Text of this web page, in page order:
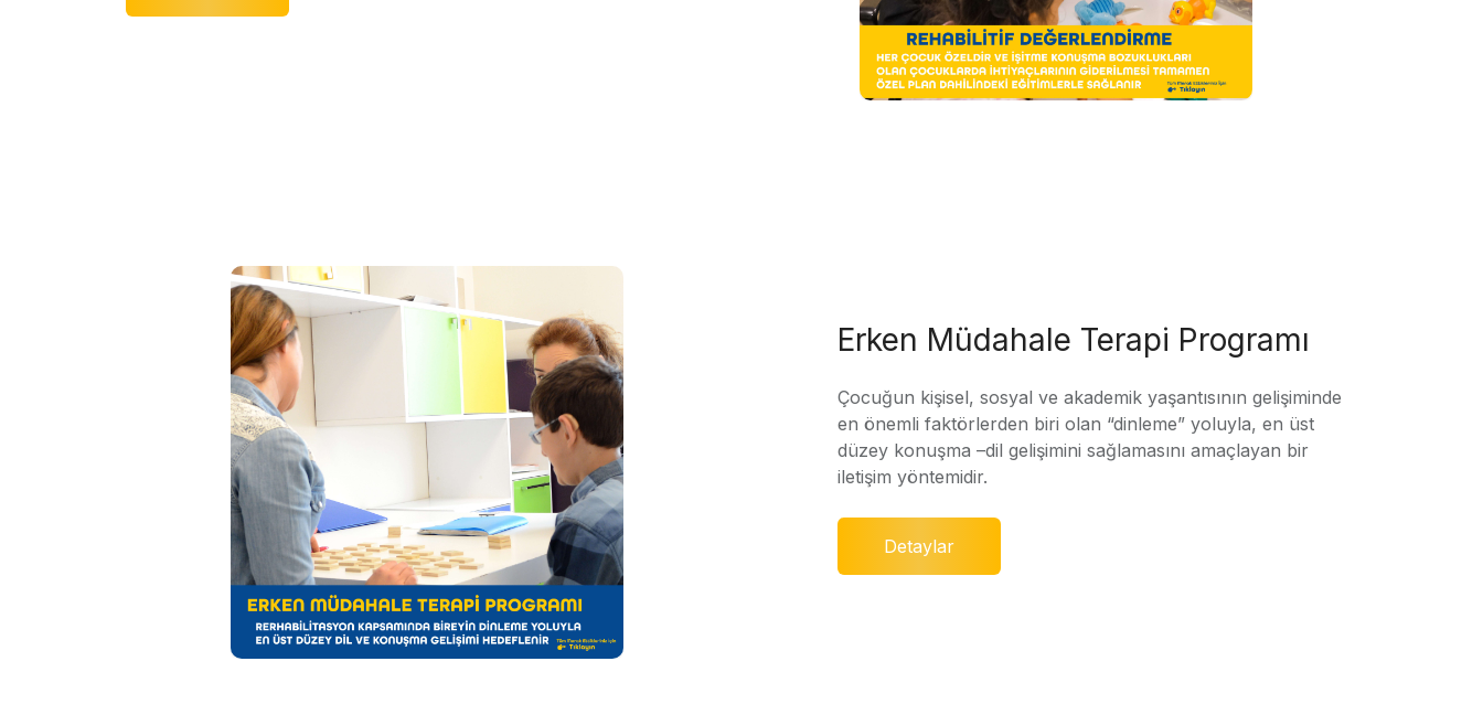
Erken Müdahale Terapi Programı
Çocuğun kişisel, sosyal ve akademik yaşantısının gelişiminde
en önemli faktörlerden biri olan “dinleme” yoluyla, en üst
düzey konuşma –dil gelişimini sağlamasını amaçlayan bir
iletişim yöntemidir.
Detaylar